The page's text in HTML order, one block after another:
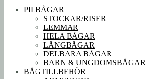
PILBÅGAR
STOCKAR/RISER
LEMMAR
HELA BÅGAR
LÅNGBÅGAR
DELBARA BÅGAR
BARN & UNGDOMSBÅGAR
BÅGTILLBEHÖR